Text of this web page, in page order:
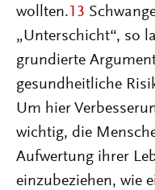
wollten.13
„Unterschicht“, so
grundierte
gesundheitliche
Um hier
wichtig, die
Aufwertung ihrer
einzubeziehen, wie